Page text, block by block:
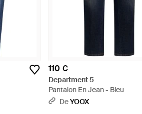
110 €
Department 5
Pantalon En Jean - Bleu
DeYOOX